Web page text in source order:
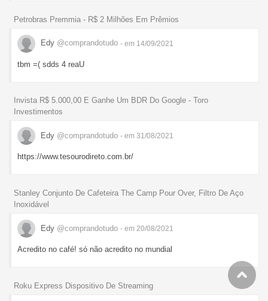
Petrobras Premmia - R$ 2 Milhões Em Prêmios
Edy @comprandotudo - em 14/09/2021
tbm =( sdds 4 reaU
Invista R$ 5.000,00 E Ganhe Um BDR Do Google - Toro
Investimentos
Edy @comprandotudo - em 31/08/2021
https://www.tesourodireto.com.br/
Stanley Conjunto De Cafeteira The Camp Pour Over, Filtro De Aço
Inoxidável
Edy @comprandotudo - em 20/08/2021
Acredito no café! só não acredito no mundial
Roku Express Dispositivo De Streaming